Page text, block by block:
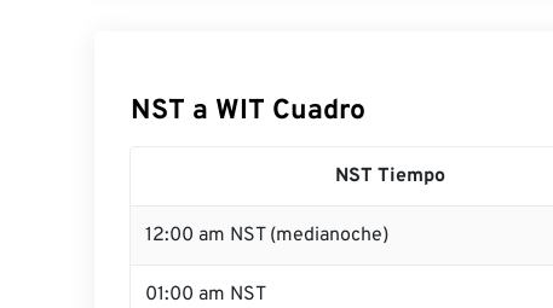
NST a WIT Cuadro
NST Tiempo
12:00 am NST (medianoche)
01:00 am NST